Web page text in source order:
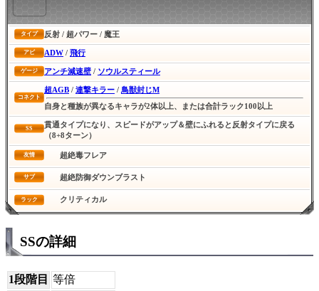
タイプ 反射 / 超パワー / 魔王
アビ ADW / 飛行
ゲージ アンチ減速壁 / ソウルスティール
コネクト
超AGB / 連撃キラー / 鳥獣封じM
自身と種族が異なるキャラが2体以上、または合計ラック100以上
SS
貫通タイプになり、スピードがアップ＆壁にふれると反射タイプに戻る
（8+8ターン）
友情 超絶毒フレア
サブ 超絶防御ダウンブラスト
ラック クリティカル
SSの詳細
1段階目 等倍